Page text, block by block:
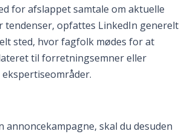
for afslappet samtale om aktuelle
tendenser, opfattes LinkedIn generelt
sted, hvor fagfolk mødes for at
til forretningsemner eller
annoncekampagne, skal du desuden